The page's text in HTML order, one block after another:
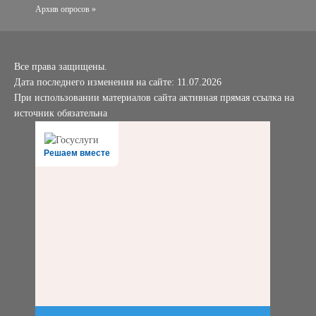
Архив опросов »
Все права защищены.
Дата последнего изменения на сайте: 11.07.2026
При использовании материалов сайта активная прямая ссылка на
источник обязательна
Решаем вместе